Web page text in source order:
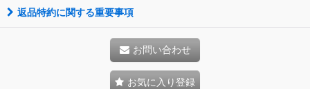
返品特約に関する重要事項
お問い合わせ
お気に入り登録